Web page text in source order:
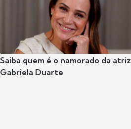
Saiba quem é o namorado da atriz
Gabriela Duarte